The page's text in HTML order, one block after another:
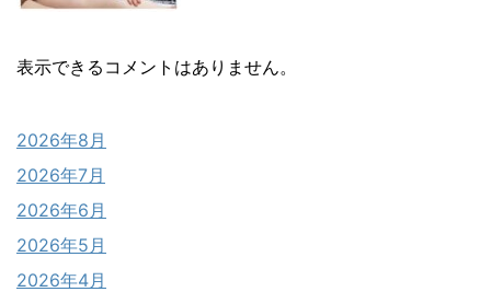
表示できるコメントはありません。
2026年8月
2026年7月
2026年6月
2026年5月
2026年4月